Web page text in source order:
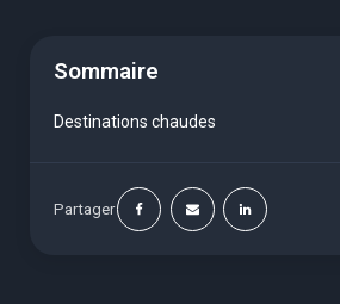
Sommaire
Destinations chaudes
Partager